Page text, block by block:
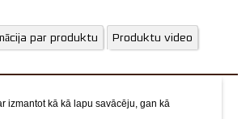
par produktu
Produktu video
izmantot kā kā lapu savācēju, gan kā